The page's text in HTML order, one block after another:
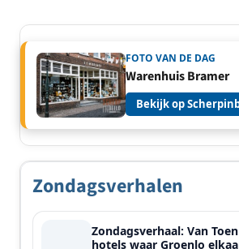
FOTO VAN DE DAG
Warenhuis Bramer
Bekijk op
Zondagsverhalen
Zondagsverhaal: Van
hotels waar Groenlo